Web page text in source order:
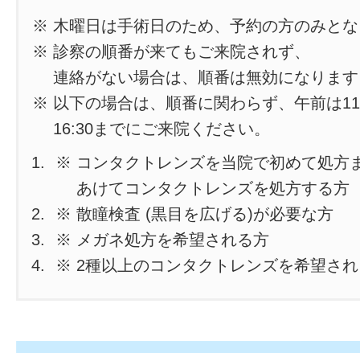
※ 木曜日は手術日のため、予約の方のみと
※ 診察の順番が来てもご来院されず、
連絡がない場合は、順番は無効になりま
※ 以下の場合は、順番に関わらず、午前は
16:30までにご来院ください。
※ コンタクトレンズを当院で初めて処方
あけてコンタクトレンズを処方する方
※ 散瞳検査 (黒目を広げる)が必要な方
※ メガネ処方を希望される方
※ 2種以上のコンタクトレンズを希望さ